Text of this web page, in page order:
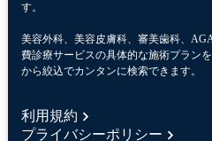
す。
美容外科、美容皮膚科、審美歯科、
費診療サービスの具体的な施術プラン
から絞込でカンタンに検索できます。
利用規約
プライバシーポリシー